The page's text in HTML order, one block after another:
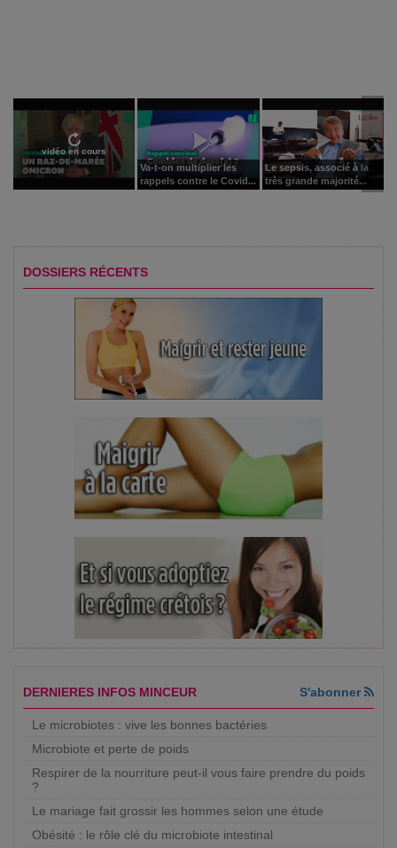
vidéo en cours
Va-t-on multiplier les
rappels contre le Covid...
Le sepsis, associé à la
très grande majorité...
DOSSIERS RÉCENTS
DERNIERES INFOS MINCEUR S'abonner
Le microbiotes : vive les bonnes bactéries
Microbiote et perte de poids
Respirer de la nourriture peut-il vous faire prendre du poids
?
Le mariage fait grossir les hommes selon une étude
Obésité : le rôle clé du microbiote intestinal